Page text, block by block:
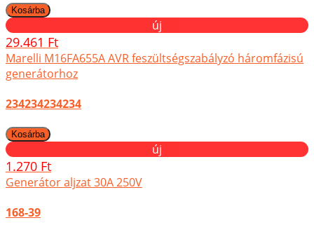
új
29.461 Ft
Marelli M16FA655A AVR feszültségszabályzó háromfázisú
generátorhoz
234234234234
új
1.270 Ft
Generátor aljzat 30A 250V
168-39